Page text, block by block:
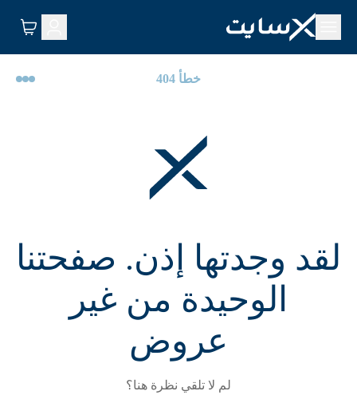
خطأ 404
لقد وجدتها إذن. صفحتنا
الوحيدة من غير
عروض
لم لا تلقي نظرة هنا؟